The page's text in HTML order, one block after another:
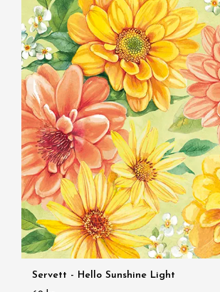
Servett - Hello Sunshine Light